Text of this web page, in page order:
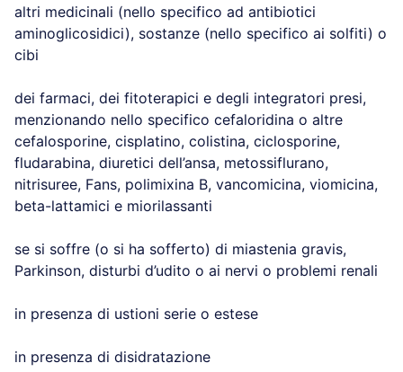
altri medicinali (nello specifico ad antibiotici
aminoglicosidici), sostanze (nello specifico ai solfiti) o
cibi
dei farmaci, dei fitoterapici e degli integratori presi,
menzionando nello specifico cefaloridina o altre
cefalosporine, cisplatino, colistina, ciclosporine,
fludarabina, diuretici dell’ansa, metossiflurano,
nitrisuree, Fans, polimixina B, vancomicina, viomicina,
beta-lattamici e miorilassanti
se si soffre (o si ha sofferto) di miastenia gravis,
Parkinson, disturbi d’udito o ai nervi o problemi renali
in presenza di ustioni serie o estese
in presenza di disidratazione